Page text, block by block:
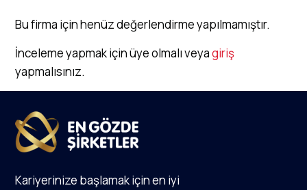
Bu firma için henüz değerlendirme yapılmamıştır.
İnceleme yapmak için üye olmalı veyagiriş
yapmalısınız.
Kariyerinize başlamak için en iyi